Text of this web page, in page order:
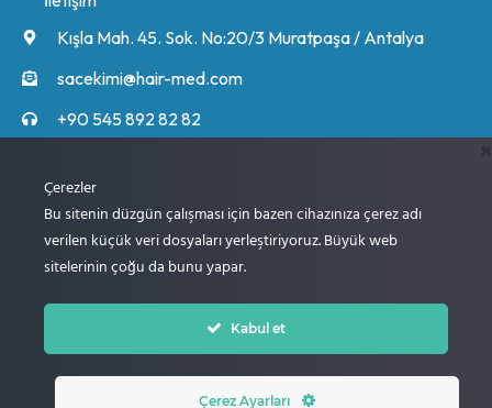
Kışla Mah. 45. Sok. No:20/3 Muratpaşa / Antalya
sacekimi@hair-med.com
+90 545 892 82 82
Uzmanlarımız sizi arayacak ve süreç hakkında detaylı bilgi
verecektir.
İleri
© 2005 – 2024 Hair Med Saç Ekim Merkezi
Çerezler
Bu sitenin düzgün çalışması için bazen cihazınıza çerez adı
verilen küçük veri dosyaları yerleştiriyoruz. Büyük web
sitelerinin çoğu da bunu yapar.
Kabul et
Çerez Ayarları